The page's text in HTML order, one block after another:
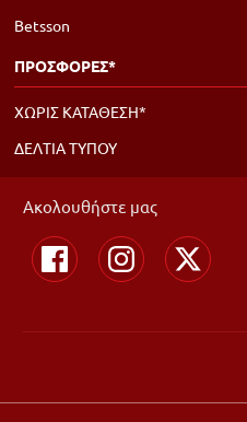
Betsson
ΠΡΟΣΦΟΡΕΣ*
ΧΩΡΙΣ ΚΑΤΑΘΕΣΗ*
ΔΕΛΤΙΑ ΤΥΠΟΥ
Ακολουθήστε μας